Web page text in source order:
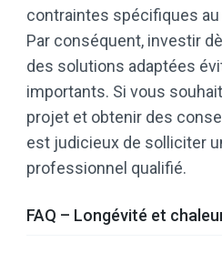
contraintes spécifiques
Par conséquent, investir
des solutions adaptées
importants. Si vous
projet et obtenir des
est judicieux de solliciter
professionnel qualifié.
FAQ – Longévité et